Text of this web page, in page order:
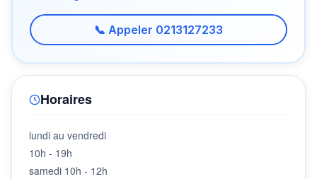
📞 Appeler 0213127233
Horaires
lundi au vendredi
10h - 19h
samedi 10h - 12h